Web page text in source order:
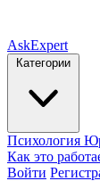
AskExpert
Категории
Психология
Как это
Войти